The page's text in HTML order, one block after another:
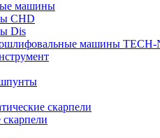
машины
CHD
Dis
машины TECH-
скарпели